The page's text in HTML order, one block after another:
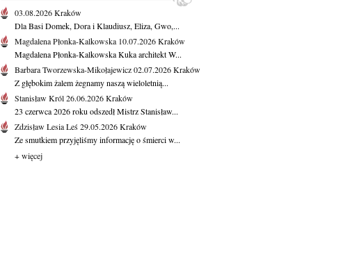
03.08.2026Kraków
Dla Basi Domek, Dora i Klaudiusz, Eliza, Gwo,...
Magdalena Płonka-Kalkowska 10.07.2026Kraków
Magdalena Płonka-Kalkowska Kuka architekt W...
Barbara Tworzewska-Mikołajewicz02.07.2026Kraków
Z głębokim żalem żegnamy naszą wieloletnią...
Stanisław Król26.06.2026Kraków
23 czerwca 2026 roku odszedł Mistrz Stanisław...
Zdzisław Lesia Leś29.05.2026Kraków
Ze smutkiem przyjęliśmy informację o śmierci w...
+ więcej